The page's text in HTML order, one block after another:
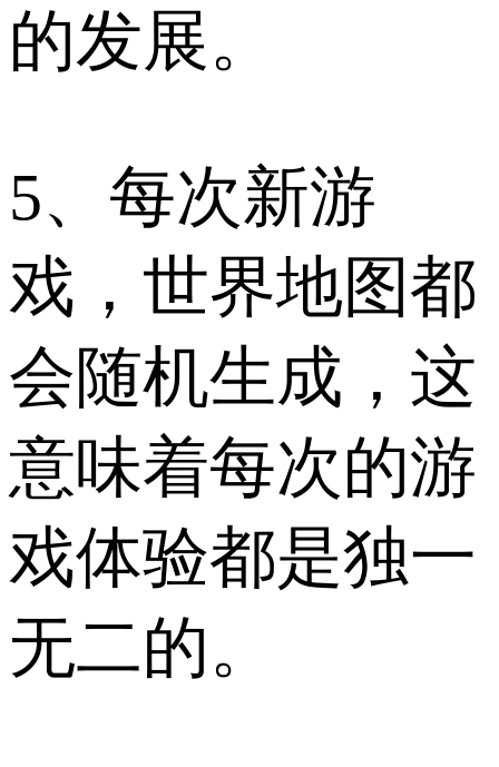
的发展。
5、每次新游
戏，世界地图都
会随机生成，这
意味着每次的游
戏体验都是独一
无二的。